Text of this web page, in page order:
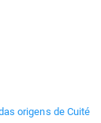
origens de Cuité